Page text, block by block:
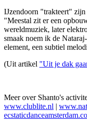
IJzendoorn "trakteert" zijn
"Meestal zit er een
wereldmuziek, later
smaak noem ik de
element, een subtiel
(Uit artikel "Uit je dak
Meer over Shanto's
www.clublite.nl |